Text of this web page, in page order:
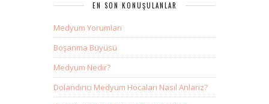
EN SON KONUŞULANLAR
Medyum Yorumları
Boşanma Büyüsü
Medyum Nedir?
Dolandırıcı Medyum Hocaları Nasıl Anlarız?